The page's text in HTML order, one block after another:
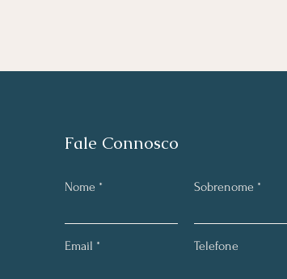
Fale Connosco
Nome Sobrenome
Email Telefone